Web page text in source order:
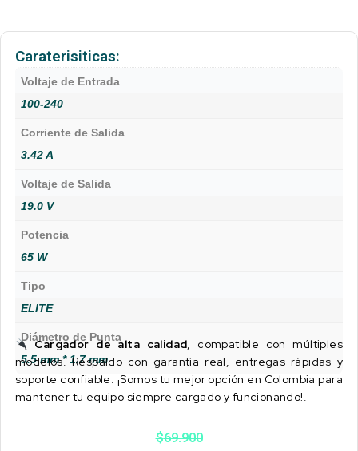
Caraterisiticas:
Voltaje de Entrada
100-240
Corriente de Salida
3.42 A
Voltaje de Salida
19.0 V
Potencia
65 W
Tipo
ELITE
Diámetro de Punta
5.5 mm * 1.7 mm
Cargador de alta calidad, compatible con múltiples
modelos. Respaldo con garantía real, entregas rápidas y
soporte confiable. ¡Somos tu mejor opción en Colombia para
mantener tu equipo siempre cargado y funcionando!.
$69.900